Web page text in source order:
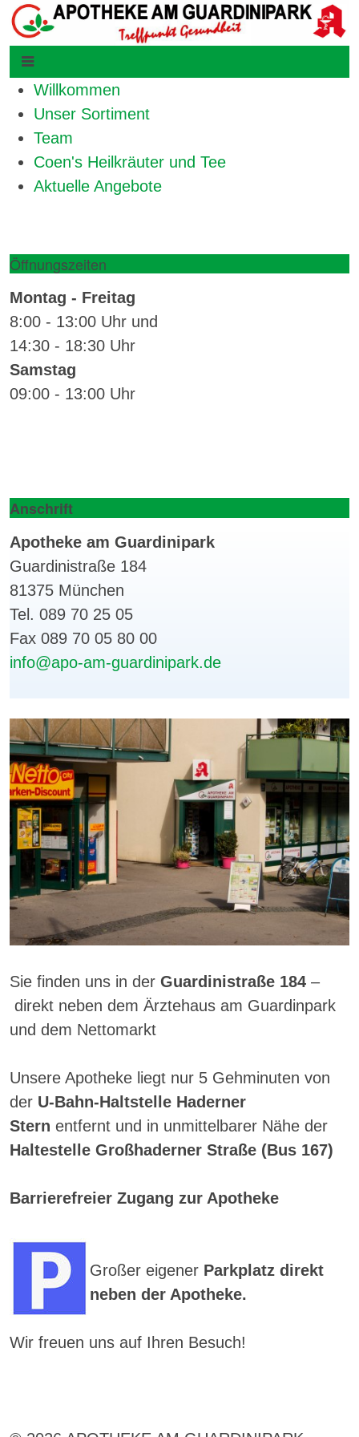
Willkommen
Unser Sortiment
Team
Coen's Heilkräuter und Tee
Aktuelle Angebote
Öffnungszeiten
Montag - Freitag
8:00 - 13:00 Uhr und
14:30 - 18:30 Uhr
Samstag
09:00 - 13:00 Uhr
Anschrift
Apotheke am Guardinipark
Guardinistraße 184
81375 München
Tel. 089 70 25 05
Fax 089 70 05 80 00
info@apo-am-guardinipark.de
Sie finden uns in der Guardinistraße 184 –
direkt neben dem Ärztehaus am Guardinpark
und dem Nettomarkt
Unsere Apotheke liegt nur 5 Gehminuten von
der U-Bahn-Haltstelle Haderner
Stern entfernt und in unmittelbarer Nähe der
Haltestelle Großhaderner Straße (Bus 167)
Barrierefreier Zugang zur Apotheke
Großer eigener Parkplatz direkt
neben der Apotheke.
Wir freuen uns auf Ihren Besuch!